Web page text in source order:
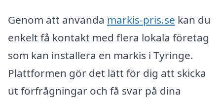
Genom att använda markis-pris.se kan du
enkelt få kontakt med flera lokala företag
som kan installera en markis i Tyringe.
Plattformen gör det lätt för dig att skicka
ut förfrågningar och få svar på dina